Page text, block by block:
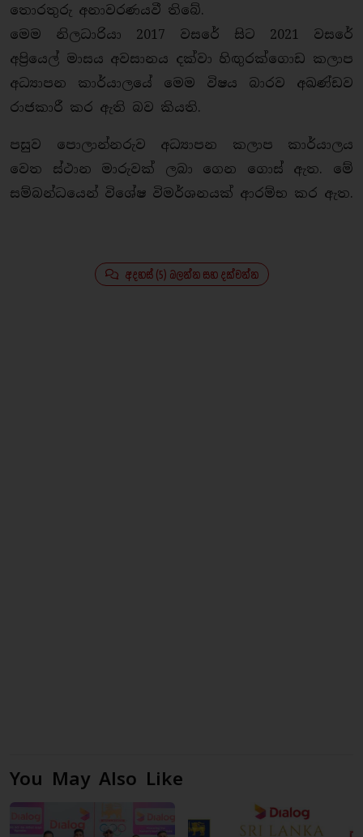
තොරතුරු අනාවරණයවී තිබේ.
මෙම නිලධාරියා 2017 වසරේ සිට 2021 වසරේ
අප්‍රියෙල් මාසය අවසානය දක්වා හිඟුරක්ගොඩ කලාප
අධ්‍යාපන කාර්යාලයේ මෙම විෂය බාරව අඛණ්ඩව
රාජකාරී කර ඇති බව කියති.
පසුව පොලාන්නරුව අධ්‍යාපන කලාප කාර්යාලය
වෙත ස්ථාන මාරුවක් ලබා ගෙන ගොස් ඇත. මේ
සම්බන්ධයෙන් විශේෂ විමර්ශනයක් ආරම්භ කර ඇත.
අදහස් (5) බලන්න සහ දක්වන්න
You May Also Like